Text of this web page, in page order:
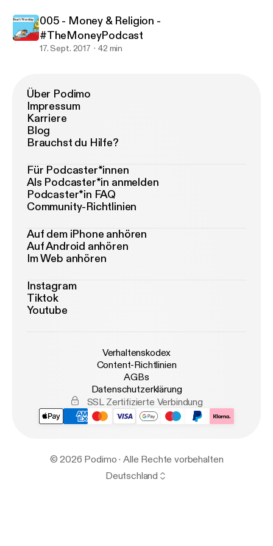
005 - Money & Religion -
#TheMoneyPodcast
17. Sept. 2017 42 min
Über Podimo
Impressum
Karriere
Blog
Brauchst du Hilfe?
Für Podcaster*innen
Als Podcaster*in anmelden
Podcaster*in FAQ
Community-Richtlinien
Auf dem iPhone anhören
Auf Android anhören
Im Web anhören
Instagram
Tiktok
Youtube
Verhaltenskodex
Content-Richtlinien
AGBs
Datenschutzerklärung
SSL Zertifizierte Verbindung
© 2026 Podimo · Alle Rechte vorbehalten
Deutschland